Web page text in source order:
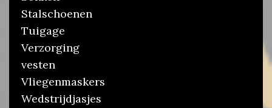
Stalschoenen
Tuigage
Verzorging
vesten
Vliegenmaskers
Wedstrijdjasjes